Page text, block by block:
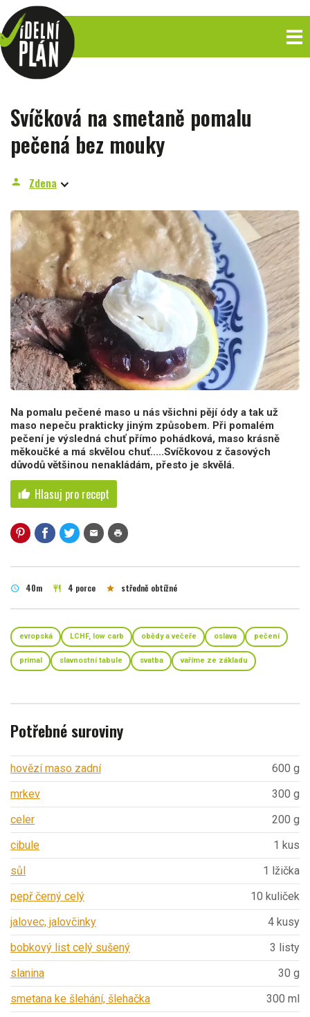
Svíčková na smetaně pomalu
pečená bez mouky
person Zdena
Na pomalu pečené maso u nás všichni pějí ódy a tak už
maso nepeču prakticky jiným způsobem. Při pomalém
pečení je výsledná chuť přímo pohádková, maso krásně
měkoučké a má skvělou chuť.....Svíčkovou z časových
důvodů většinou nenakládám, přesto je skvělá.
thumb_up Hlasuj pro recept
mail print
schedule 40m restaurant 4 porce star středně obtížné
evropská LCHF, low carb obědy a večeře oslava pečení
primal slavnostní tabule svatba vaříme ze základu
Potřebné suroviny
hovězí maso zadní
600 g
mrkev
300 g
celer
200 g
cibule
1 kus
sůl
1 lžička
pepř černý celý
10 kuliček
jalovec, jalovčinky
4 kusy
bobkový list celý sušený
3 listy
slanina
30 g
smetana ke šlehání, šlehačka
300 ml